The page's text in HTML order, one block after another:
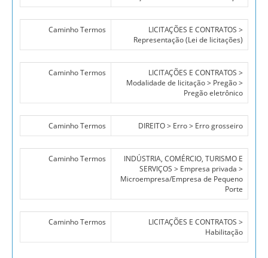
Caminho Termos
LICITAÇÕES E CONTRATOS >
Representação (Lei de licitações)
Caminho Termos
LICITAÇÕES E CONTRATOS >
Modalidade de licitação > Pregão >
Pregão eletrônico
Caminho Termos DIREITO > Erro > Erro grosseiro
Caminho Termos
INDÚSTRIA, COMÉRCIO, TURISMO E
SERVIÇOS > Empresa privada >
Microempresa/Empresa de Pequeno
Porte
Caminho Termos
LICITAÇÕES E CONTRATOS >
Habilitação